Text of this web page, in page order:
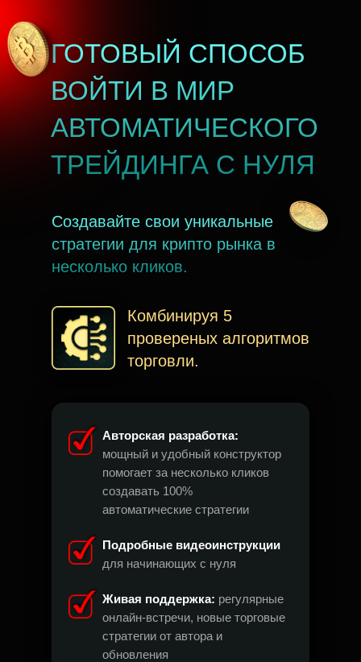
ГОТОВЫЙ СПОСОБ
ВОЙТИ В МИР
АВТОМАТИЧЕСКОГО
ТРЕЙДИНГА С НУЛЯ
Создавайте свои уникальные
стратегии для крипто рынка в
несколько кликов.
Комбинируя 5
провереных алгоритмов
торговли.
Авторская разработка:
мощный и удобный конструктор
помогает за несколько кликов
создавать 100%
автоматические стратегии
Подробные видеоинструкции
для начинающих с нуля
Живая поддержка: регулярные
онлайн-встречи, новые торговые
стратегии от автора и
обновления